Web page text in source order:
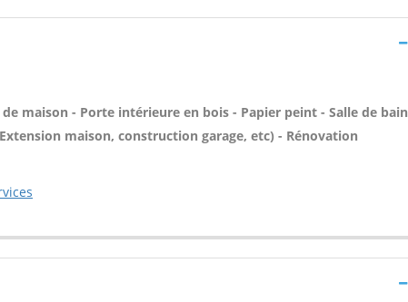
maison - Porte intérieure en bois - Papier peint - Salle de bain
maison, construction garage, etc) - Rénovation